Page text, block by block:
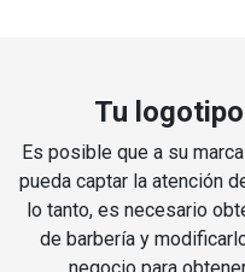
Tu
Es posible que a su
pueda captar la atención
lo tanto, es necesario
de barbería y